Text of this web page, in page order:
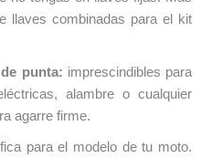
llaves combinadas para el kit
punta: imprescindibles para
alambre o cualquier
agarre firme.
para el modelo de tu moto.